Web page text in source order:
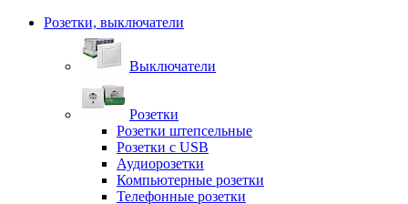
Розетки, выключатели
Выключатели
Розетки
Розетки штепсельные
Розетки с USB
Аудиорозетки
Компьютерные розетки
Телефонные розетки